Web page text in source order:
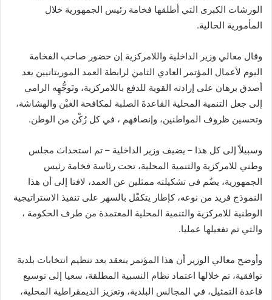
الورشات الكبرى التي أطلقها فخامة رئيس الجمهورية خلال
المأمورية الحالية.
وقال معالي وزير الداخلية واللامركزية إن حضور صاحب الفخامة
اليوم لأعمال المؤتمر العادي الثامن لرابطة العمد الموريتانيين يعد
أصدق برهان على إرادته القوية للدفع باللامركزية، وتَوجُّهِه الرامي
إلى جعل التنمية المحلية القاعدةَ الصلبة لمكافحة الغبْن والهشاشة،
وتحسين ظروف المواطنين، وإنصافهم ، في كل رُكْن من الوطن.
وسبيلاً إلى كل هذا – يضيف وزير الداخلية – تم استحداث مجلس
وطني للامركزية والتنمية المحلية، تحت رئاسة فخامة رئيس
الجمهورية، يضُم في تشكيلته ممثلين عن العمد، لافتا إلى أن هذا
النموذج فريد من نوعه، كإطار يتكفّل بالسهر على تنفيذ الاستراتيجية
الوطنية للامركزية والتنمية المحلية المعتمدة من طرف الحكومة ،
والتي تم تفعيلها عمليا.
وأوضح معالي الوزير أن هذا المؤتمر ينعقد بعد تنظيم انتخابات بلدية
توافقية، تم خلالها اعتماد نظام النسبية المطلقة، سعيا إلى توسيع
قاعدة التمثيل، في المجالس البلدية، وتعزيز الديمقراطية المحلية،